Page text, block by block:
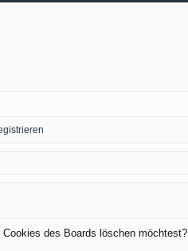
des Boards löschen möchtest?